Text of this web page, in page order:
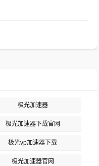
极光加速器
极光加速器下载官网
极光vp加速器下载
极光加速器官网